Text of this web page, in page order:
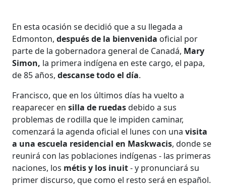
En esta ocasión se decidió que a su llegada a
Edmonton,después de la bienvenida oficial por
parte de la gobernadora general de Canadá, Mary
Simon, la primera indígena en este cargo, el papa,
de 85 años,descanse todo el día.
Francisco, que en los últimos días ha vuelto a
reaparecer en silla de ruedasdebido a sus
problemas de rodilla que le impiden caminar,
comenzará la agenda oficial el lunes con unavisita
a una escuela residencial en Maskwacis, donde se
reunirá con las poblaciones indígenas - las primeras
naciones, los métis y los inuit- y pronunciará su
primer discurso, que como el resto será en español.